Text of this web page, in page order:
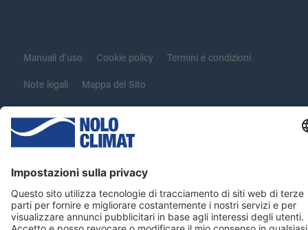
Manuali d’uso Cookie policy Termini e condizioni
Note legali Mappa del Sito